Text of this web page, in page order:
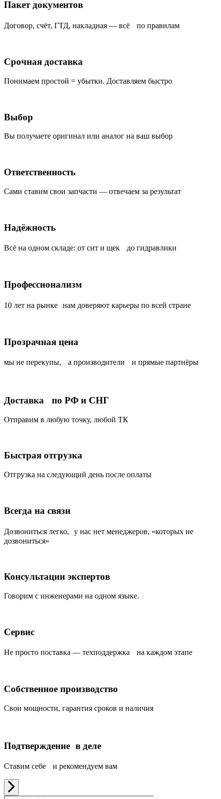
Пакет документов
Договор, счёт, ГТД, накладная — всё по правилам
Срочная доставка
Понимаем простой = убытки. Доставляем быстро
Выбор
Вы получаете оригинал или аналог на ваш выбор
Ответственность
Сами ставим свои запчасти — отвечаем за результат
Надёжность
Всё на одном складе: от сит и щек до гидравлики
Профессионализм
10 лет на рынке нам доверяют карьеры по всей стране
Прозрачная цена
мы не перекупы, а производители и прямые партнёры
Доставка по РФ и СНГ
Отправим в любую точку, любой ТК
Быстрая отгрузка
Отгрузка на следующий день после оплаты
Всегда на связи
Дозвониться легко, у нас нет менеджеров, «которых не
дозвониться»
Консультации экспертов
Говорим с инженерами на одном языке.
Сервис
Не просто поставка — техподдержка на каждом этапе
Собственное производство
Свои мощности, гарантия сроков и наличия
Подтверждение в деле
Ставим себе и рекомендуем вам